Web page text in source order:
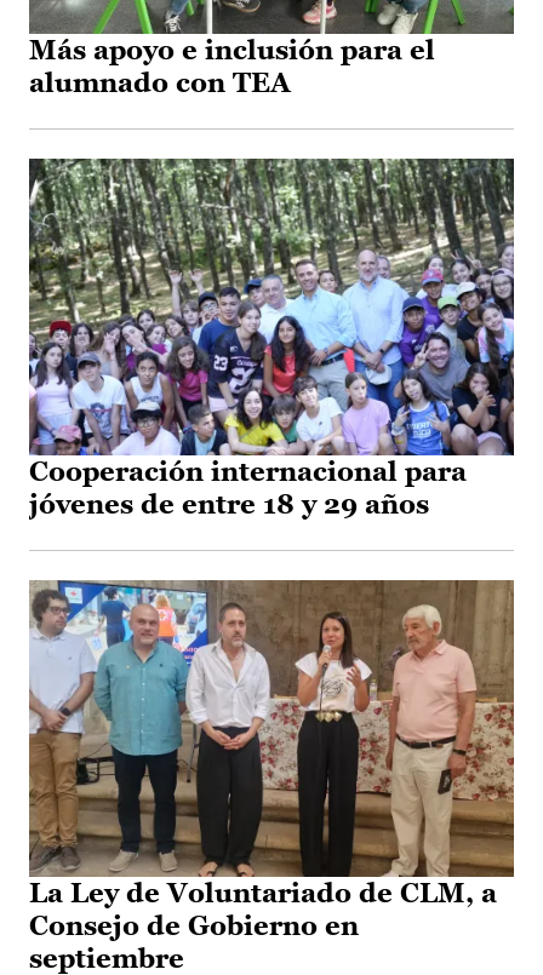
Más apoyo e inclusión para el
alumnado con TEA
Cooperación internacional para
jóvenes de entre 18 y 29 años
La Ley de Voluntariado de CLM, a
Consejo de Gobierno en
septiembre